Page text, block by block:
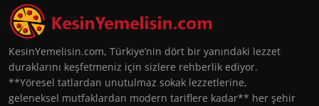
KesinYemelisin.com, Türkiye’nin dört bir yanındaki lezzet
duraklarını keşfetmeniz için sizlere rehberlik ediyor.
**Yöresel tatlardan unutulmaz sokak lezzetlerine,
geleneksel mutfaklardan modern tariflere kadar** her şehir